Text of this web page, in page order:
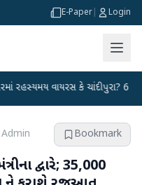
E-Paper Login
વાયરસ કે ચાંદીપુરા? 6 બાળકોના
Bookmark
દ્વારે; 35,000